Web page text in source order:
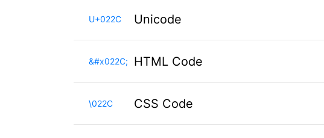
U+022C Unicode
&#x022C; HTML Code
\022C CSS Code